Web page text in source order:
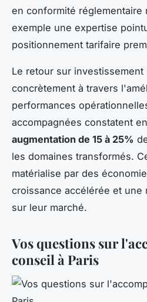
en conformité réglementaire
exemple une expertise
positionnement tarifaire
Le retour sur investissement
concrètement à travers
performances
accompagnées constatent
augmentation de 15 à 25%
les domaines transformés.
matérialise par des
croissance accélérée et une
sur leur marché.
Vos questions sur
conseil à Paris